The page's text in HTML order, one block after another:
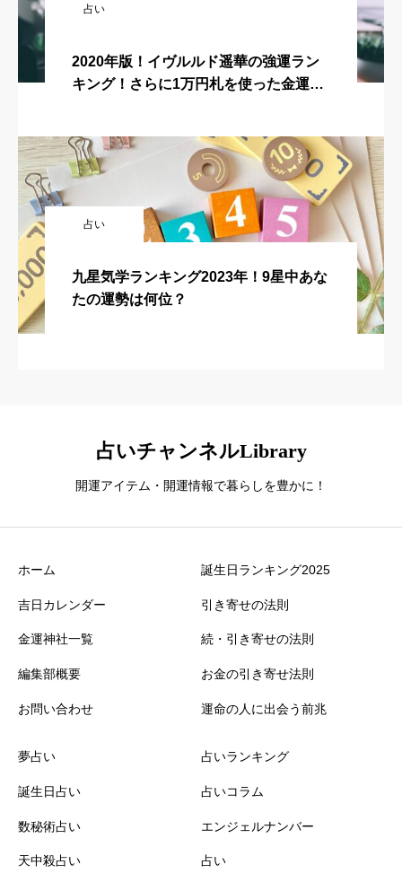
性格も紹介！ヒルナンデスで放送
血液型で占う最強運勢ランキング202
3！よるのブランチ
占い
2020年版！イヴルルド遥華の強運ラン
キング！さらに1万円札を使った金運ア
占い
九星気学ランキング2023年！9星中あな
たの運勢は何位？
占いチャンネルLibrary
開運アイテム・開運情報で暮らしを豊かに！
ホーム
吉日カレンダー
金運神社一覧
編集部概要
お問い合わせ
誕生日ランキング2025
引き寄せの法則
続・引き寄せの法則
お金の引き寄せ法則
運命の人に出会う前兆
夢占い
誕生日占い
数秘術占い
天中殺占い
占いランキング
占いコラム
エンジェルナンバー
占い